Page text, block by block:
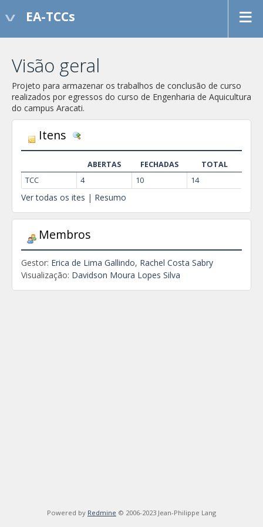
EA-TCCs
Visão geral
Projeto para armazenar os trabalhos de conclusão de curso
realizados por egressos do curso de Engenharia de Aquicultura
do campus Aracati.
Itens
e
a
l
h
e
ABERTAS FECHADAS
TOTAL
TCC
4 10 14
Ver todas os ites | Resumo
Membros
Gestor: Erica de Lima Gallindo, Rachel Costa Sabry
Visualização: Davidson Moura Lopes Silva
Powered by Redmine © 2006-2023 Jean-Philippe Lang